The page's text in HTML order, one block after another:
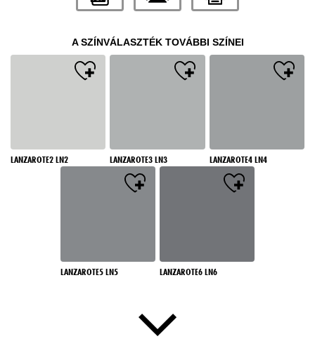
A SZÍNVÁLASZTÉK TOVÁBBI SZÍNEI
LANZAROTE2 LN2 LANZAROTE3 LN3 LANZAROTE4 LN4
LANZAROTE5 LN5 LANZAROTE6 LN6